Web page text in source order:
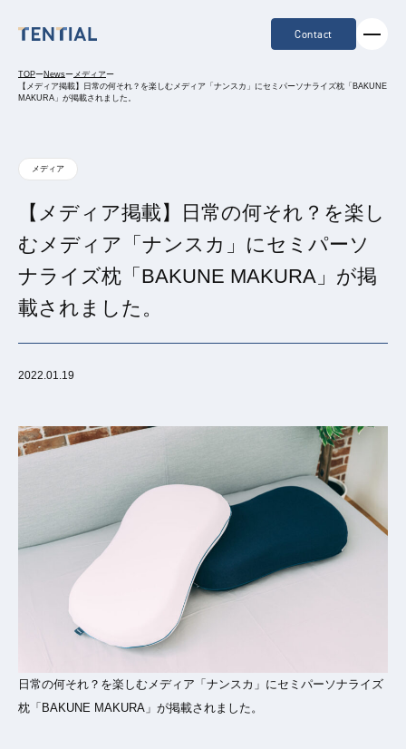
Contact
TOPーNewsーメディアー
【メディア掲載】日常の何それ？を楽しむメディア「ナンスカ」にセミパーソナライズ枕「BAKUNE
MAKURA」が掲載されました。
メディア
【メディア掲載】日常の何それ？を楽し
むメディア「ナンスカ」にセミパーソ
ナライズ枕「BAKUNE MAKURA」が掲
載されました。
2022.01.19
日常の何それ？を楽しむメディア「ナンスカ」にセミパーソナライズ
枕「BAKUNE MAKURA」が掲載されました。